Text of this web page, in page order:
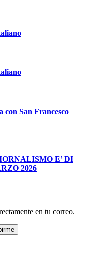
con San Francesco
E’ DI
2026
en tu correo.